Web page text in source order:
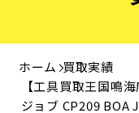
ホーム 買取実績
【工具買取王国鳴
ジョブ CP209 BOA